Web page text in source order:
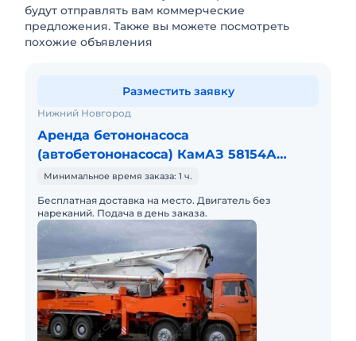
будут отправлять вам коммерческие
предложения. Также вы можете посмотреть
похожие объявления
Нижний Новгород
Аренда бетононасоса
(автобетононасоса) КамАЗ 58154А
(АБН-42)
Минимальное время заказа: 1 ч.
Бесплатная доставка на место. Двигатель без
нареканий. Подача в день заказа.
Разместить заявку